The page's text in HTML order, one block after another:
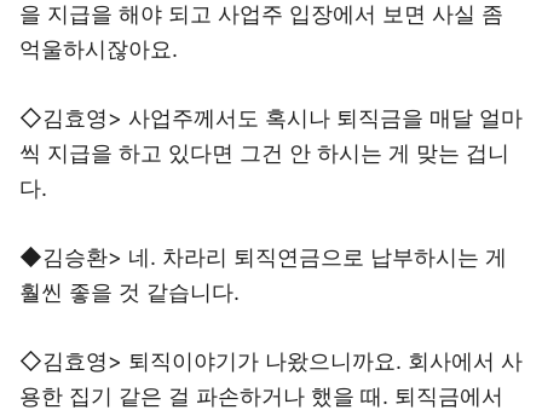
을 지급을 해야 되고 사업주 입장에서 보면 사실 좀
억울하시잖아요.
◇김효영> 사업주께서도 혹시나 퇴직금을 매달 얼마
씩 지급을 하고 있다면 그건 안 하시는 게 맞는 겁니
다.
◆김승환> 네. 차라리 퇴직연금으로 납부하시는 게
훨씬 좋을 것 같습니다.
◇김효영> 퇴직이야기가 나왔으니까요. 회사에서 사
용한 집기 같은 걸 파손하거나 했을 때. 퇴직금에서